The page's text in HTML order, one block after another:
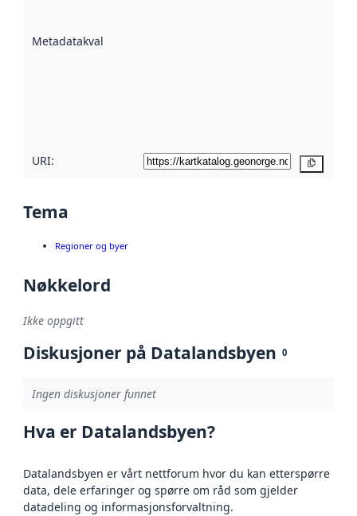
Metadatakvalitet
URI:
Tema
Regioner og byer
Nøkkelord
Ikke oppgitt
Diskusjoner på Datalandsbyen 0
Ingen diskusjoner funnet
Hva er Datalandsbyen?
Datalandsbyen er vårt nettforum hvor du kan etterspørre
data, dele erfaringer og spørre om råd som gjelder
datadeling og informasjonsforvaltning.